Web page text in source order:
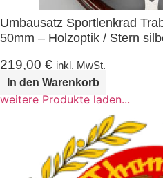
Umbausatz Sportlenkrad
50mm – Holzoptik / Stern
219,00 € inkl. MwSt.
In den Warenkorb
weitere Produkte laden...